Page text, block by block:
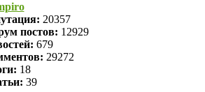
20357
постов: 12929
679
29272
18
39